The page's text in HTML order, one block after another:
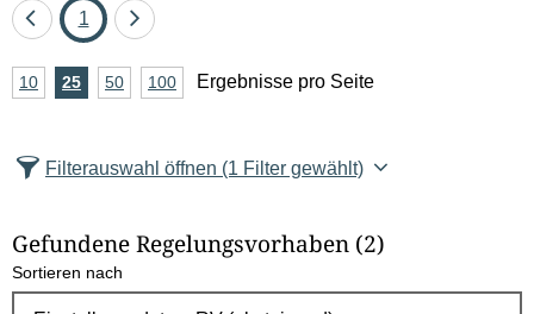
Eine
zurück
Seite
1
Eine
vor
A
z
l
E
10Ergebnisse
25Ergebnisse
50Ergebnisse
100Ergebnisse
Ergebnisse pro Seite
Filterauswahl öffnen (1 Filter gewählt)
Gefundene Regelungsvorhaben (2)
Sortieren nach